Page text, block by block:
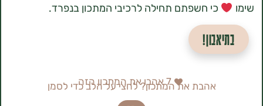
כי חשפתם תחילה לרכיבי המתכון בנפרד.
7אהבו את המתכון הזה
אהבת את המתכון? לחצי על הלב כדי לסמן